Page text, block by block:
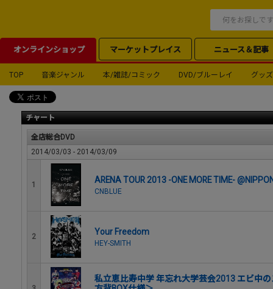
オンラインショップ マーケットプレイス ニュース＆記事
TOP 音楽ジャンル 本/雑誌/コミック DVD/ブルーレイ グッズ
チャート
全店総合DVD
2014/03/03 - 2014/03/09
1 ARENA TOUR 2013 -ONE MORE TIME-
CNBLUE
2 Your Freedom
HEY-SMITH
私立恵比寿中学 年忘れ大学芸会2013 エビ中